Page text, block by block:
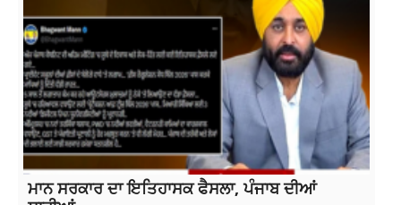
ਮਾਨ ਸਰਕਾਰ ਦਾ ਇਤਿਹਾਸਕ ਫੈਸਲਾ, ਪੰਜਾਬ ਦੀਆਂ